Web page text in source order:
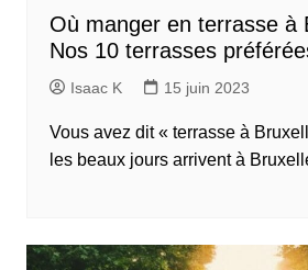
Où manger en terrasse à
Nos 10 terrasses
Isaac K 15 juin 2023
Vous avez dit « terrasse à
les beaux jours arrivent à